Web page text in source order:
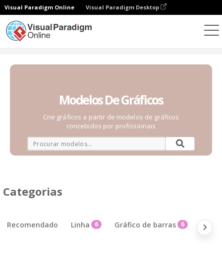
Visual Paradigm Online Visual Paradigm Desktop
Modelos De Gráficos
Crie gráficos a partir de modelos de gráficos
concebidos por profissionais
Categorias
Recomendado Linha 6 Gráfico de barras 6